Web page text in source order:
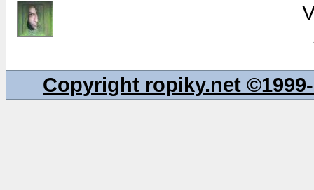
Copyright ropiky.net